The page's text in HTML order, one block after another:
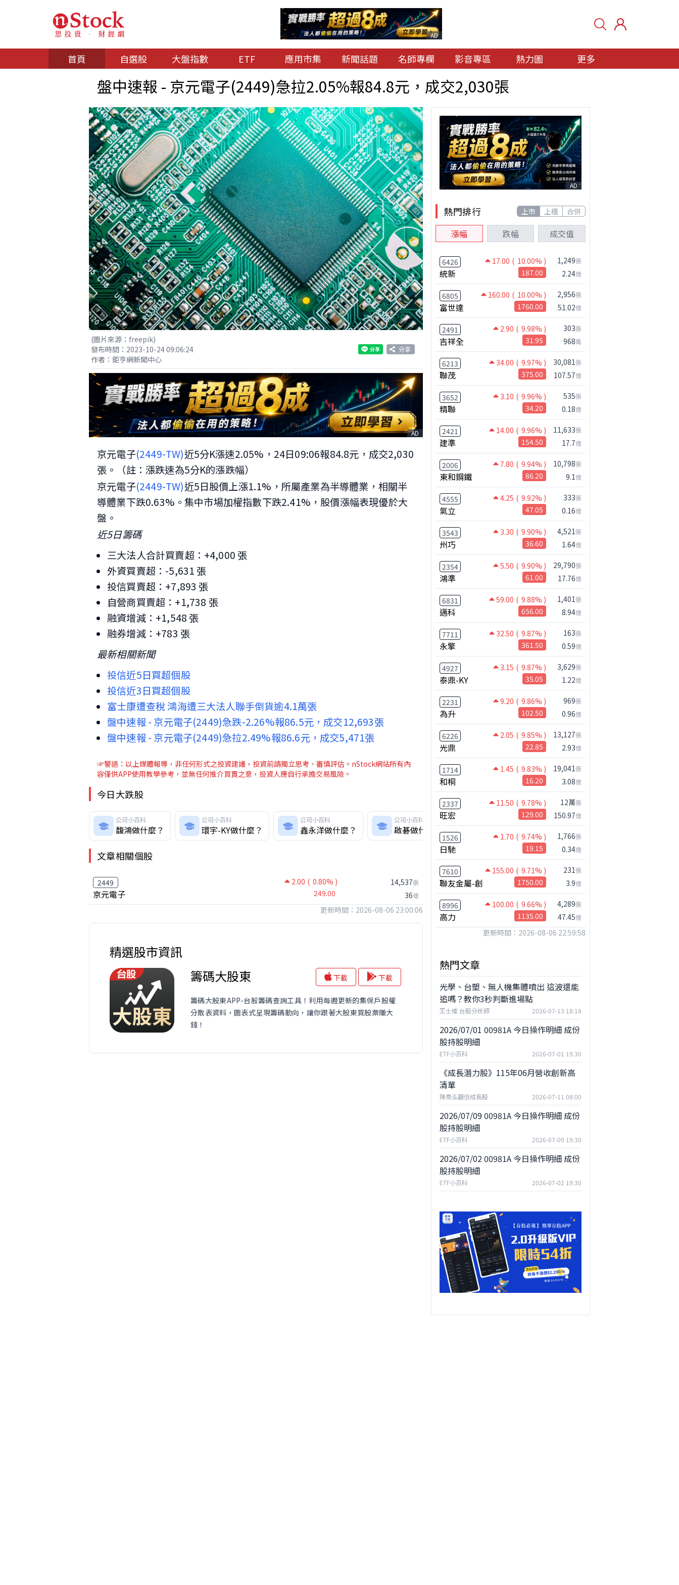
AD
首頁 自選股 大盤指數 ETF 應用市集 新聞話題 名師專欄 影音專區 熱力圖 更多
盤中速報 - 京元電子(2449)急拉2.05%報84.8元，成交2,030張
(圖片來源：freepik)
發布時間：2023-10-24 09:06:24
分享
作者：鉅亨網新聞中心
AD
京元電子(2449-TW)近5分K漲速2.05%，24日09:06報84.8元，成交2,030
張。（註：漲跌速為5分K的漲跌幅）
京元電子(2449-TW)近5日股價上漲1.1%，所屬產業為半導體業，相關半
導體業下跌0.63%。集中市場加權指數下跌2.41%，股價漲幅表現優於大
盤。
近5日籌碼
三大法人合計買賣超：+4,000 張
外資買賣超：-5,631 張
投信買賣超：+7,893 張
自營商買賣超：+1,738 張
融資增減：+1,548 張
融券增減：+783 張
最新相關新聞
投信近5日買超個股
投信近3日買超個股
富士康遭查稅 鴻海遭三大法人聯手倒貨逾4.1萬張
盤中速報 - 京元電子(2449)急跌-2.26%報86.5元，成交12,693張
盤中速報 - 京元電子(2449)急拉2.49%報86.6元，成交5,471張
☞警語：以上媒體報導，非任何形式之投資建議，投資前請獨立思考、審慎評估。nStock網站所有內
容僅供APP使用教學參考，並無任何推介買賣之意，投資人應自行承擔交易風險。
今日大跌股
公司小百科
馥鴻做什麼？
公司小百科
環宇-KY做什麼？
公司小百科
鑫永洋做什麼？
公司小百科
啟碁做什麼？ 瀚軒做什麼？
文章相關個股
2449 2.00 ( 0.80% )
京元電子 249.00
14,537張
36億
更新時間：2026-08-06 23:00:06
精選股市資訊
籌碼大股東
下載 下載
籌碼大股東APP-台股籌碼查詢工具！利用每週更新的集保戶股權
分散表資料，圖表式呈現籌碼動向，讓你跟著大股東買股票賺大
錢！
AD
熱門排行 上市 上櫃 合併
漲幅 跌幅 成交值
6426 17.00 ( 10.00% )
統新 187.00
1,249張
2.24億
6805 160.00 ( 10.00% )
富世達 1760.00
2,956張
51.02億
2491 2.90 ( 9.98% )
吉祥全 31.95
303張
968萬
6213 34.00 ( 9.97% )
聯茂 375.00
30,081張
107.57億
3652 3.10 ( 9.96% )
精聯 34.20
535張
0.18億
2421 14.00 ( 9.96% )
建準 154.50
11,633張
17.7億
2006 7.80 ( 9.94% )
東和鋼鐵 86.20
10,798張
9.1億
4555 4.25 ( 9.92% )
氣立 47.05
333張
0.16億
3543 3.30 ( 9.90% )
州巧 36.60
4,521張
1.64億
2354 5.50 ( 9.90% )
鴻準 61.00
29,790張
17.76億
6831 59.00 ( 9.88% )
邁科 656.00
1,401張
8.94億
7711 32.50 ( 9.87% )
永擎 361.50
163張
0.59億
4927 3.15 ( 9.87% )
泰鼎-KY 35.05
3,629張
1.22億
2231 9.20 ( 9.86% )
為升 102.50
969張
0.96億
6226 2.05 ( 9.85% )
光鼎 22.85
13,127張
2.93億
1714 1.45 ( 9.83% )
和桐 16.20
19,041張
3.08億
2337 11.50 ( 9.78% )
旺宏 129.00
12萬張
150.97億
1526 1.70 ( 9.74% )
日馳 19.15
1,766張
0.34億
7610 155.00 ( 9.71% )
聯友金屬-創 1750.00
231張
3.9億
8996 100.00 ( 9.66% )
高力 1135.00
4,289張
47.45億
更新時間：2026-08-06 22:59:58
熱門文章
光學、台塑、無人機集體噴出 這波還能
追嗎？教你3秒判斷進場點
王士維 台股分析師 2026-07-13 18:18
2026/07/01 00981A 今日操作明細 成份
股持股明細
ETF小百科 2026-07-01 19:30
《成長潛力股》115年06月營收創新高
清單
陳喬泓翻倍成長股 2026-07-11 08:00
2026/07/09 00981A 今日操作明細 成份
股持股明細
ETF小百科 2026-07-09 19:30
2026/07/02 00981A 今日操作明細 成份
股持股明細
ETF小百科 2026-07-02 19:30